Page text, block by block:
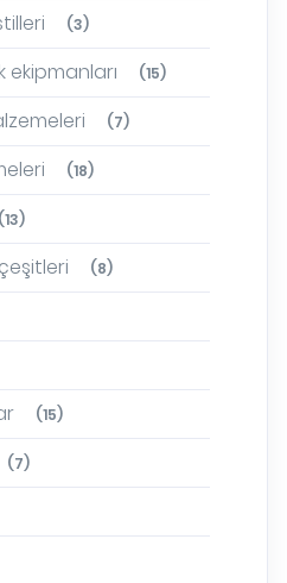
(3)
(15)
(7)
(18)
(13)
(8)
(15)
(7)